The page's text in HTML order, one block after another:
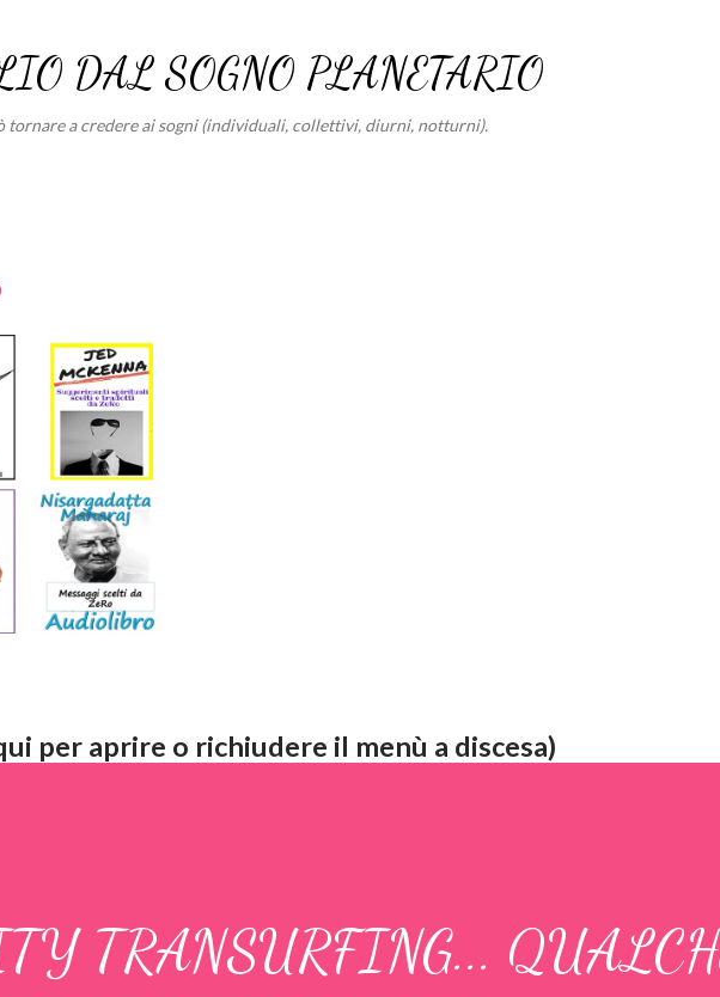
DAL SOGNO PLANETARIO
tornare a credere ai sogni (individuali, collettivi, diurni, notturni).
per aprire o richiudere il menù a discesa)
TRANSURFING...